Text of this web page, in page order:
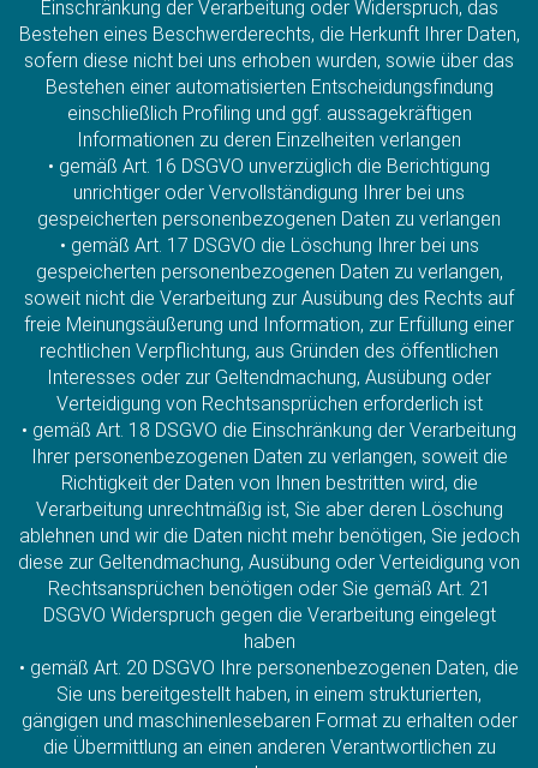
Einschränkung der Verarbeitung oder Widerspruch, das
Bestehen eines Beschwerderechts, die Herkunft Ihrer Daten,
sofern diese nicht bei uns erhoben wurden, sowie über das
Bestehen einer automatisierten Entscheidungsfindung
einschließlich Profiling und ggf. aussagekräftigen
Informationen zu deren Einzelheiten verlangen
• gemäß Art. 16 DSGVO unverzüglich die Berichtigung
unrichtiger oder Vervollständigung Ihrer bei uns
gespeicherten personenbezogenen Daten zu verlangen
• gemäß Art. 17 DSGVO die Löschung Ihrer bei uns
gespeicherten personenbezogenen Daten zu verlangen,
soweit nicht die Verarbeitung zur Ausübung des Rechts auf
freie Meinungsäußerung und Information, zur Erfüllung einer
rechtlichen Verpflichtung, aus Gründen des öffentlichen
Interesses oder zur Geltendmachung, Ausübung oder
Verteidigung von Rechtsansprüchen erforderlich ist
• gemäß Art. 18 DSGVO die Einschränkung der Verarbeitung
Ihrer personenbezogenen Daten zu verlangen, soweit die
Richtigkeit der Daten von Ihnen bestritten wird, die
Verarbeitung unrechtmäßig ist, Sie aber deren Löschung
ablehnen und wir die Daten nicht mehr benötigen, Sie jedoch
diese zur Geltendmachung, Ausübung oder Verteidigung von
Rechtsansprüchen benötigen oder Sie gemäß Art. 21
DSGVO Widerspruch gegen die Verarbeitung eingelegt
haben
• gemäß Art. 20 DSGVO Ihre personenbezogenen Daten, die
Sie uns bereitgestellt haben, in einem strukturierten,
gängigen und maschinenlesebaren Format zu erhalten oder
die Übermittlung an einen anderen Verantwortlichen zu